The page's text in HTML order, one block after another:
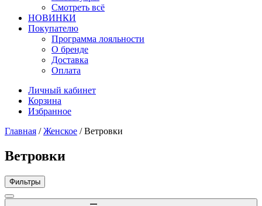
Смотреть всё
НОВИНКИ
Покупателю
Программа лояльности
О бренде
Доставка
Оплата
Личный кабинет
Корзина
Избранное
Главная /Женское / Ветровки
Ветровки
Фильтры